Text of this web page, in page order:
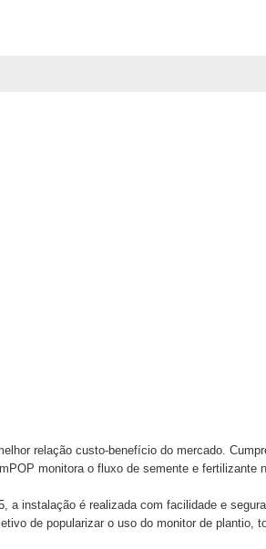
relação custo-benefício do mercado.
monitora o fluxo de semente e
a instalação é realizada com facilidade e
de popularizar o uso do monitor de plantio,